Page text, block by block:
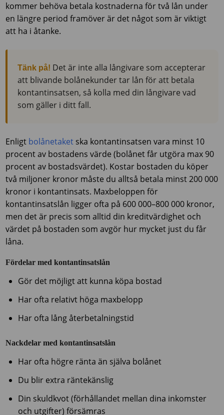
kommer behöva betala kostnaderna för två lån under
en längre period framöver är det något som är viktigt
att ha i åtanke.
Tänk på! Det är inte alla långivare som accepterar
att blivande bolånekunder tar lån för att betala
kontantinsatsen, så kolla med din långivare vad
som gäller i ditt fall.
Enligt bolånetaket ska kontantinsatsen vara minst 10
procent av bostadens värde (bolånet får utgöra max 90
procent av bostadsvärdet). Kostar bostaden du köper
två miljoner kronor måste du alltså betala minst 200 000
kronor i kontantinsats. Maxbeloppen för
kontantinsatslån ligger ofta på 600 000–800 000 kronor,
men det är precis som alltid din kreditvärdighet och
värdet på bostaden som avgör hur mycket just du får
låna.
Fördelar med kontantinsatslån
Gör det möjligt att kunna köpa bostad
Har ofta relativt höga maxbelopp
Har ofta lång återbetalningstid
Nackdelar med kontantinsatslån
Har ofta högre ränta än själva bolånet
Du blir extra räntekänslig
Din skuldkvot (förhållandet mellan dina inkomster
och utgifter) försämras